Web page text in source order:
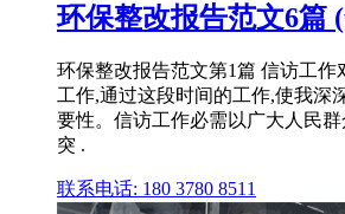
环保整改报告范文6篇
环保整改报告范文第1篇 信访工作
工作,通过这段时间的工作,使我深
要性。信访工作必需以广大人民
突 .
联系电话: 180 3780 8511